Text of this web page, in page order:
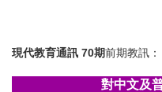
現代教育通訊 70期前期教訊：
對中文及